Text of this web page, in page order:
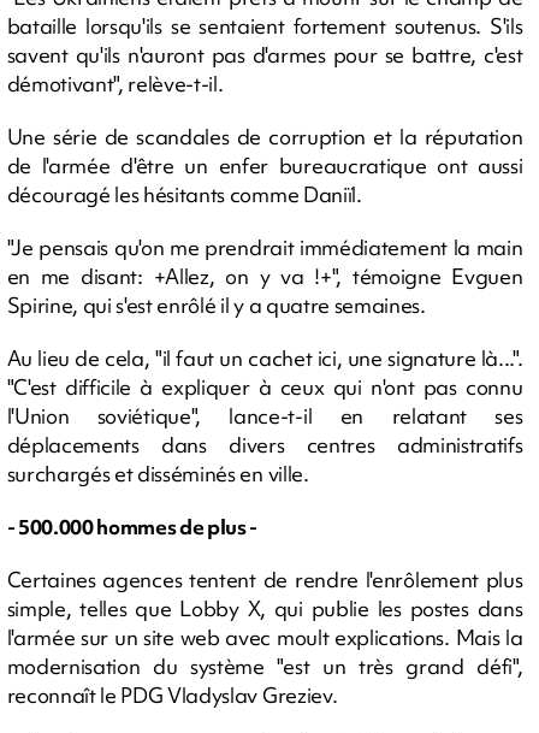
bataille lorsqu'ils se sentaient fortement soutenus. S'ils
savent qu'ils n'auront pas d'armes pour se battre, c'est
démotivant", relève-t-il.
Une série de scandales de corruption et la réputation
de l'armée d'être un enfer bureaucratique ont aussi
découragé les hésitants comme Daniïl.
"Je pensais qu'on me prendrait immédiatement la main
en me disant: +Allez, on y va !+", témoigne Evguen
Spirine, qui s'est enrôlé il y a quatre semaines.
Au lieu de cela, "il faut un cachet ici, une signature là...".
"C'est difficile à expliquer à ceux qui n'ont pas connu
l'Union soviétique", lance-t-il en relatant ses
déplacements dans divers centres administratifs
surchargés et disséminés en ville.
- 500.000 hommes de plus -
Certaines agences tentent de rendre l'enrôlement plus
simple, telles que Lobby X, qui publie les postes dans
l'armée sur un site web avec moult explications. Mais la
modernisation du système "est un très grand défi",
reconnaît le PDG Vladyslav Greziev.